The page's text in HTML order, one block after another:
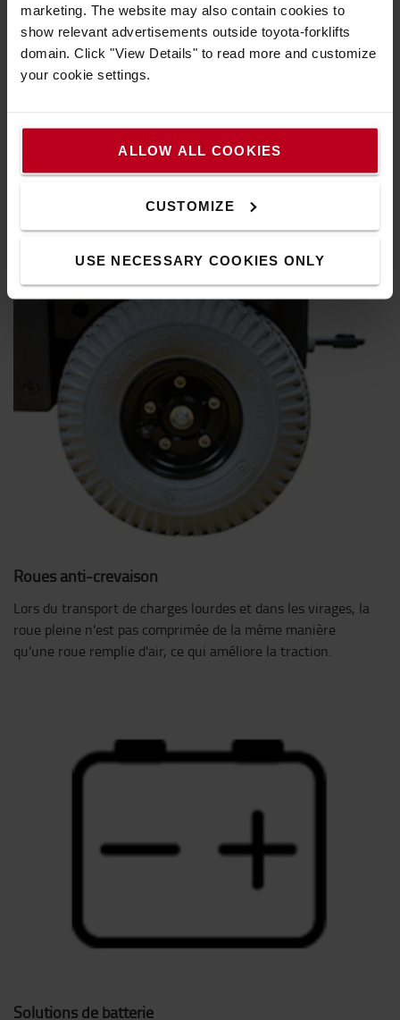
marketing. The website may also contain cookies to
show relevant advertisements outside toyota-forklifts
domain. Click "View Details" to read more and customize
your cookie settings.
ALLOW ALL COOKIES
CUSTOMIZE
USE NECESSARY COOKIES ONLY
Permet un meilleur contrôle de toutes les fonctions au
cariste. La commande déportée de vitesse lente facilite les
manœuvres dans les zones confinées (ou dans un
Roues anti-crevaison
Lors du transport de charges lourdes et dans les virages, la
roue pleine n'est pas comprimée de la même manière
qu'une roue remplie d'air, ce qui améliore la traction.
Solutions de batterie